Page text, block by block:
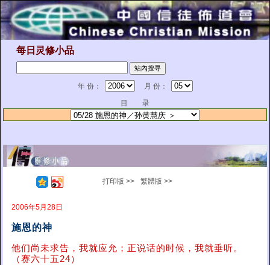
每日灵修小品
年 份：
月 份：
目 录
打印版 >> 繁體版 >>
2006年5月28日
施恩的神
他们尚未求告，我就应允；正说话的时候，我就垂听。
（赛六十五24）